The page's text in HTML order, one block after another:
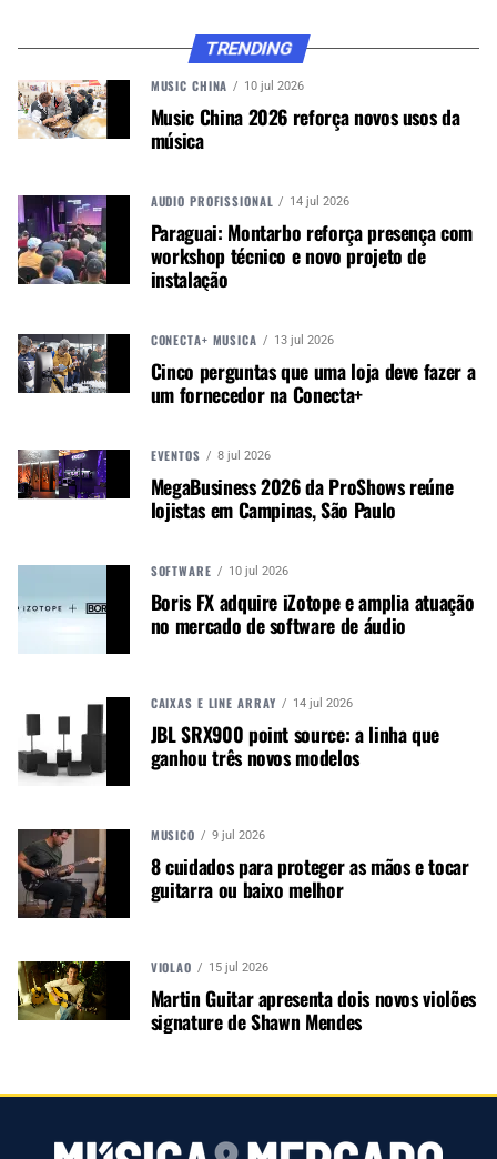
entusiasmo em fazer parte desta comunidade
global de músicos. O NAMM Show é conhecido
por reunir talentos internacionais em um ambiente
único, onde instrumentos e sons permeiam cada
canto do evento.
PARTICIPAÇÃO
Além de ser um palco musical, oNAMM Show
2025também será uma vitrine de inovação em
assistir às performances devem se registrar para
obter a credencial no site oficial do evento.
Música &amp; Mercado é uma
publicação empenhada em
promover e divulgar o mercado e
indústria de áudio profissional,
iluminação e instrumentos
musicais. Nós amamos o que
A MÚSICA & MERCADO ESTÁ NO WHATSAPP!
Noticias que ajudam seu trabalho com a música.
TÓPICOS RELACIONADOS:
NAMM faz comunicado sobre os incêndios na Califórnia
TRENDING
MUSIC CHINA 10 jul 2026
Music China 2026 reforça novos usos da
música
AUDIO PROFISSIONAL 14 jul 2026
Paraguai: Montarbo reforça presença com
workshop técnico e novo projeto de
instalação
CONECTA+ MÚSICA 13 jul 2026
Cinco perguntas que uma loja deve fazer a
um fornecedor na Conecta+
EVENTOS 8 jul 2026
MegaBusiness 2026 da ProShows reúne
lojistas em Campinas, São Paulo
SOFTWARE 10 jul 2026
Boris FX adquire iZotope e amplia atuação
no mercado de software de áudio
CAIXAS E LINE ARRAY 14 jul 2026
JBL SRX900 point source: a linha que
ganhou três novos modelos
MÚSICO 9 jul 2026
8 cuidados para proteger as mãos e tocar
guitarra ou baixo melhor
VIOLÃO 15 jul 2026
Martin Guitar apresenta dois novos violões
signature de Shawn Mendes